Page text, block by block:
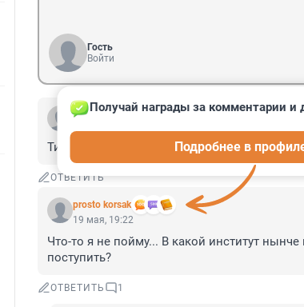
Гость
Войти
Гость
Типа: не хочу учиться, хочу жениться!!
ОТВЕТИТЬ
prosto korsak
Получай награды за комментарии и
Подробнее в
19 мая, 19:22
Что-то я не пойму... В какой институт
поступить?
ОТВЕТИТЬ 1